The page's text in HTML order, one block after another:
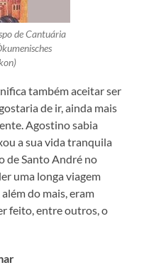
de Cantuária
também aceitar ser
de ir, ainda mais
Agostino sabia
a sua vida tranquila
de Santo André no
uma longa viagem
do mais, eram
feito, entre outros, o